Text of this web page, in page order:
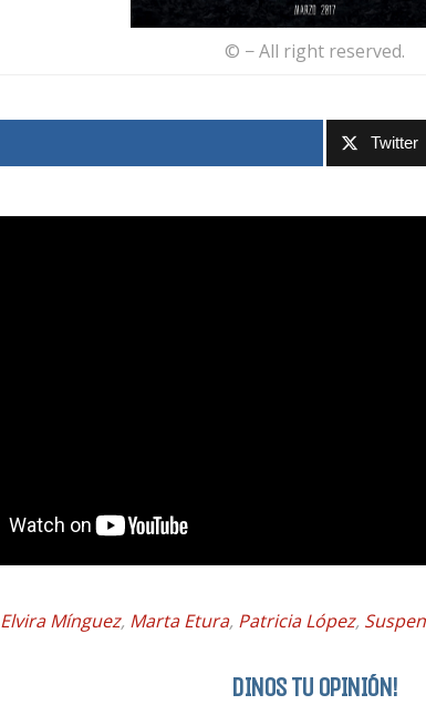
© − All right reserved.
Twitter
Elvira Mínguez, Marta Etura, Patricia López,
DINOS TU OPINIÓN!